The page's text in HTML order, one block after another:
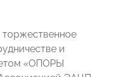
и
«ОПОРЫ